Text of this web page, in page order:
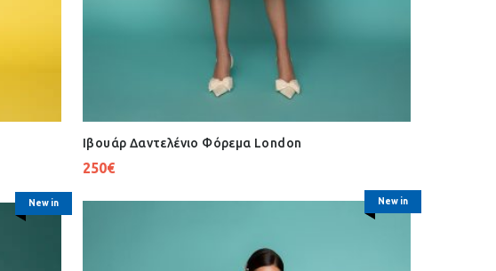
Ιβουάρ Δαντελένιο Φόρεμα London
250€
New in
New in